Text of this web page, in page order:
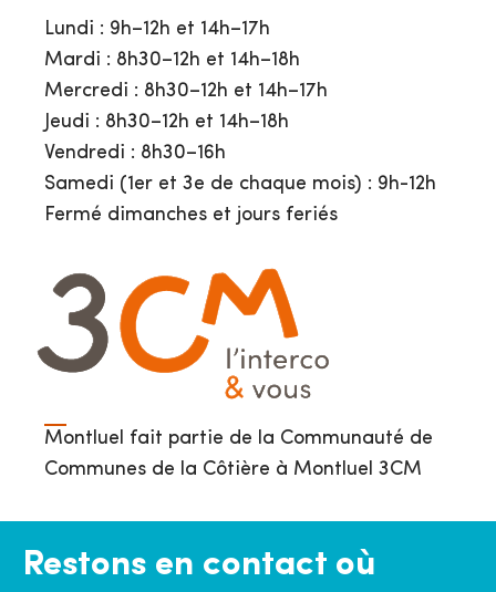
Lundi : 9h–12h et 14h–17h
Mardi : 8h30–12h et 14h–18h
Mercredi : 8h30–12h et 14h–17h
Jeudi : 8h30–12h et 14h–18h
Vendredi : 8h30–16h
Samedi (1er et 3e de chaque mois) : 9h-12h
Fermé dimanches et jours feriés
Montluel fait partie de la Communauté de
Communes de la Côtière à Montluel 3CM
Restons en contact où